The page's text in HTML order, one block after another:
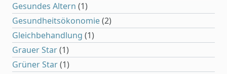
Gesundes Altern (1)
Gesundheitsökonomie(2)
Gleichbehandlung (1)
Grauer Star(1)
Grüner Star(1)